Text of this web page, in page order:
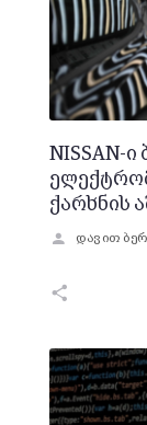
NISSAN-
ქარხნის
დავით